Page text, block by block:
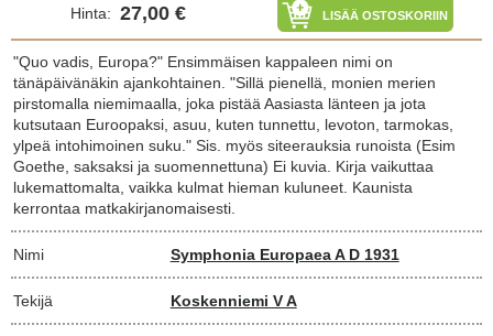
Hinta: 27,00 € LISÄÄ OSTOSKORIIN
"Quo vadis, Europa?" Ensimmäisen kappaleen nimi on
tänäpäivänäkin ajankohtainen. "Sillä pienellä, monien merien
pirstomalla niemimaalla, joka pistää Aasiasta länteen ja jota
kutsutaan Euroopaksi, asuu, kuten tunnettu, levoton, tarmokas,
ylpeä intohimoinen suku." Sis. myös siteerauksia runoista (Esim
Goethe, saksaksi ja suomennettuna) Ei kuvia. Kirja vaikuttaa
lukemattomalta, vaikka kulmat hieman kuluneet. Kaunista
kerrontaa matkakirjanomaisesti.
Nimi Symphonia Europaea A D 1931
Tekijä Koskenniemi V A